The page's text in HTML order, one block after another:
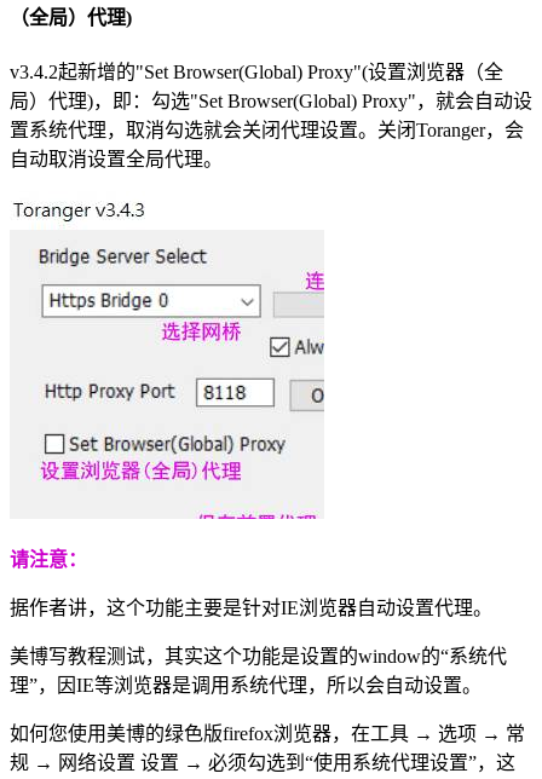
（全局）代理)
v3.4.2起新增的"Set Browser(Global) Proxy"(设置浏览器（全
局）代理)，即：勾选"Set Browser(Global) Proxy"，就会自动设
置系统代理，取消勾选就会关闭代理设置。关闭Toranger，会
自动取消设置全局代理。
请注意：
据作者讲，这个功能主要是针对IE浏览器自动设置代理。
美博写教程测试，其实这个功能是设置的window的“系统代
理”，因IE等浏览器是调用系统代理，所以会自动设置。
如何您使用美博的绿色版firefox浏览器，在工具 → 选项 → 常
规 → 网络设置 设置 → 必须勾选到“使用系统代理设置”，这